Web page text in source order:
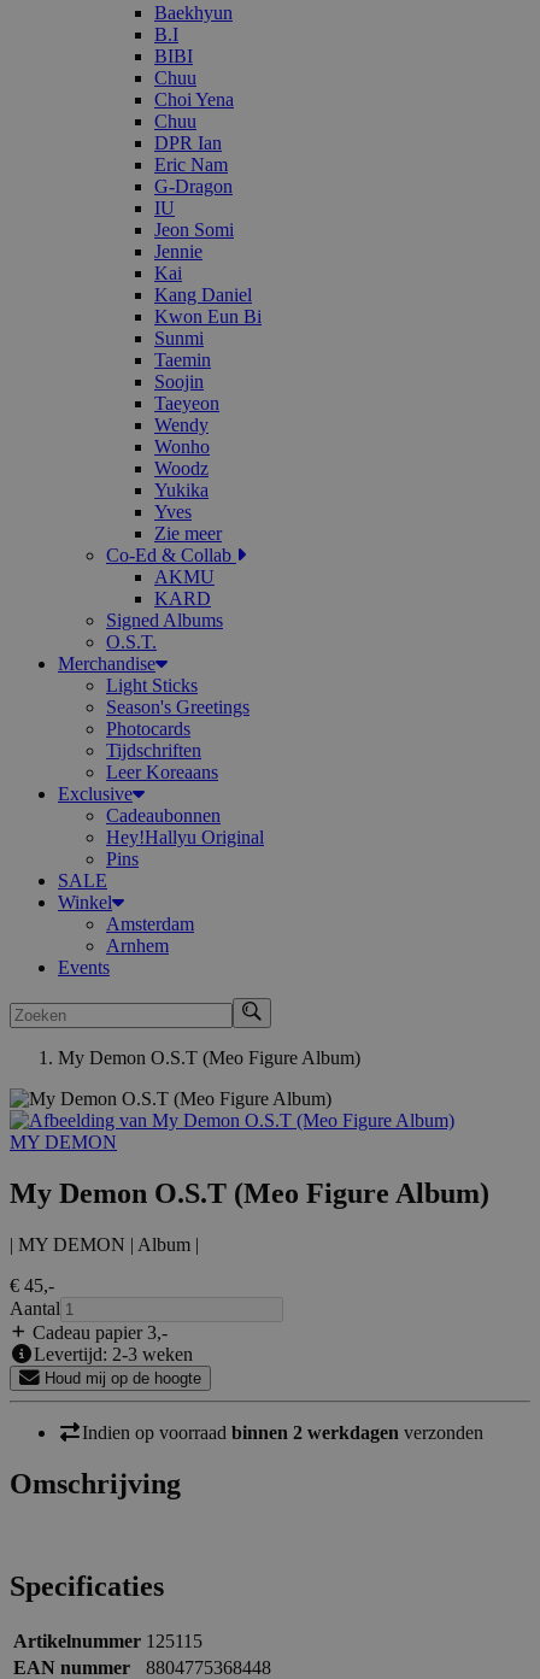
Baekhyun
B.I
BIBI
Chuu
Choi Yena
Chuu
DPR Ian
Eric Nam
G-Dragon
IU
Jeon Somi
Jennie
Kai
Kang Daniel
Kwon Eun Bi
Sunmi
Taemin
Soojin
Taeyeon
Wendy
Wonho
Woodz
Yukika
Yves
Zie meer
Co-Ed & Collab
AKMU
KARD
Signed Albums
O.S.T.
Merchandise
Light Sticks
Season's Greetings
Photocards
Tijdschriften
Leer Koreaans
Exclusive
Cadeaubonnen
Hey!Hallyu Original
Pins
SALE
Winkel
Amsterdam
Arnhem
Events
Zoeken
My Demon O.S.T (Meo Figure Album)
MY DEMON
My Demon O.S.T (Meo Figure Album)
| MY DEMON | Album |
€ 45,-
Aantal
Cadeau papier 3,-
Levertijd: 2-3 weken
Houd mij op de hoogte
Indien op voorraad binnen 2 werkdagen verzonden
Omschrijving
Specificaties
Artikelnummer 125115
EAN nummer
8804775368448